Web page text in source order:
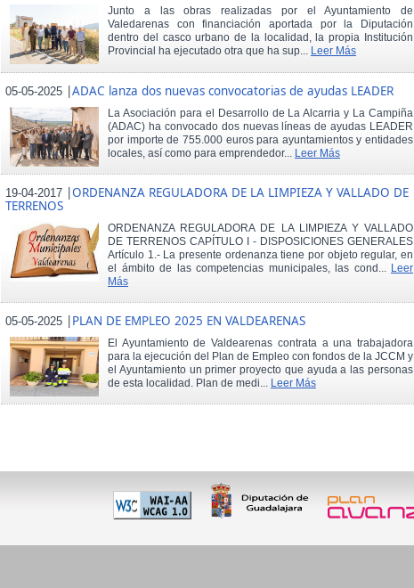
Junto a las obras realizadas por el Ayuntamiento de
Valedarenas con financiación aportada por la Diputación
dentro del casco urbano de la localidad, la propia Institución
Provincial ha ejecutado otra que ha sup... Leer Más
05-05-2025 |ADAC lanza dos nuevas convocatorias de ayudas LEADER
La Asociación para el Desarrollo de La Alcarria y La Campiña
(ADAC) ha convocado dos nuevas líneas de ayudas LEADER
por importe de 755.000 euros para ayuntamientos y entidades
locales, así como para emprendedor... Leer Más
19-04-2017 |ORDENANZA REGULADORA DE LA LIMPIEZA Y VALLADO DE
TERRENOS
ORDENANZA REGULADORA DE LA LIMPIEZA Y VALLADO
DE TERRENOS CAPÍTULO I - DISPOSICIONES GENERALES
Artículo 1.- La presente ordenanza tiene por objeto regular, en
el ámbito de las competencias municipales, las cond... Leer
Más
05-05-2025 |PLAN DE EMPLEO 2025 EN VALDEARENAS
El Ayuntamiento de Valdearenas contrata a una trabajadora
para la ejecución del Plan de Empleo con fondos de la JCCM y
el Ayuntamiento un primer proyecto que ayuda a las personas
de esta localidad. Plan de medi... Leer Más